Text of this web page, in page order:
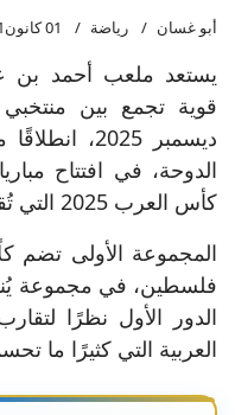
أبو غسان رياضة 01 كانون1/ديسمبر 2025
يستعد ملعب أحمد بن
ديسمبر
الدوحة، في افتتاح
كأس العرب 2025 التي تُقام من 1 إلى 18 ديسمبر.
المجموعة الأولى
فلسطين، في مجموعة
الدور الأول نظرًا
العربية التي كثيرًا ما